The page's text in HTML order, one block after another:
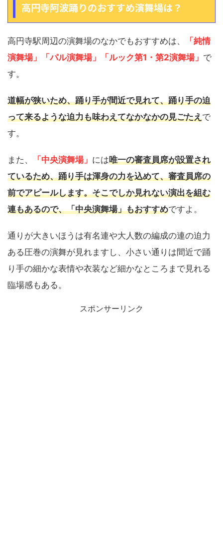
高円寺阿波踊りのおすすめ演舞場は？
高円寺駅周辺の演舞場のなかでもおすすめは、
「純情
演舞場」「パル演舞場」「ルック第1・第2演舞場」 で
す。
道幅が狭いため、踊り手が間近で見れて、踊り手の迫
って来るような迫力も味わえてなかなかの見ごたえで
す。
また、 「中央演舞場」 には唯一の審査員席が設置され
ているため、踊り手は渾身の力を込めて、審査員席の
前でアピールします。そこでしか見れない演出を組む
連もあるので、「中央演舞場」もおすすめですよ。
通りが大きいほうは有名連や大人数の編成の連の迫力
ある圧巻の演舞が見れますし、小さい通りは間近で踊
り手の細かな表情や衣装など細かなところまで見れる
臨場感もある。
スポンサーリンク